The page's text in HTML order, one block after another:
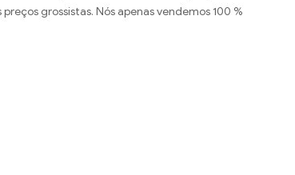
grossistas. Nós apenas vendemos 100 %